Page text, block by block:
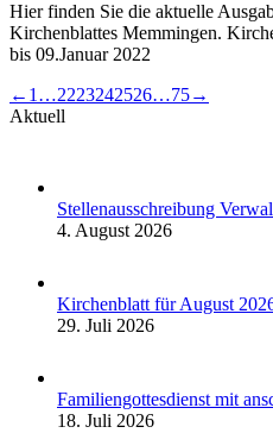
Hier finden Sie die aktuelle
Kirchenblattes Memmingen.
bis 09.Januar 2022
← 1 …2223242526…75→
Aktuell
Stellenausschreibung
4. August 2026
Kirchenblatt für August
29. Juli 2026
Familiengottesdienst mit
18. Juli 2026